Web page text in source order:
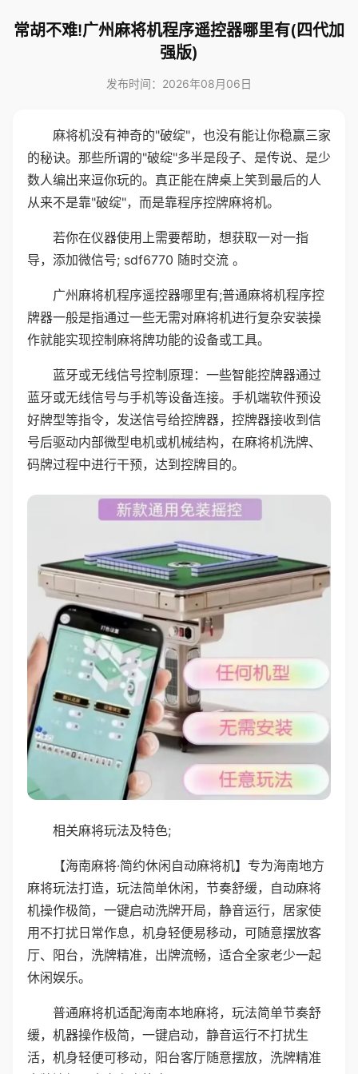
常胡不难!广州麻将机程序遥控器哪里有(四代加
强版)
发布时间：2026年08月06日
麻将机没有神奇的"破绽"，也没有能让你稳赢三家
的秘诀。那些所谓的"破绽"多半是段子、是传说、是少
数人编出来逗你玩的。真正能在牌桌上笑到最后的人
从来不是靠"破绽"，而是靠程序控牌麻将机。
若你在仪器使用上需要帮助，想获取一对一指
导，添加微信号; sdf6770 随时交流 。
广州麻将机程序遥控器哪里有;普通麻将机程序控
牌器一般是指通过一些无需对麻将机进行复杂安装操
作就能实现控制麻将牌功能的设备或工具。
蓝牙或无线信号控制原理：一些智能控牌器通过
蓝牙或无线信号与手机等设备连接。手机端软件预设
好牌型等指令，发送信号给控牌器，控牌器接收到信
号后驱动内部微型电机或机械结构，在麻将机洗牌、
码牌过程中进行干预，达到控牌目的。
相关麻将玩法及特色;
【海南麻将·简约休闲自动麻将机】专为海南地方
麻将玩法打造，玩法简单休闲，节奏舒缓，自动麻将
机操作极简，一键启动洗牌开局，静音运行，居家使
用不打扰日常作息，机身轻便易移动，可随意摆放客
厅、阳台，洗牌精准，出牌流畅，适合全家老少一起
休闲娱乐。
普通麻将机适配海南本地麻将，玩法简单节奏舒
缓，机器操作极简，一键启动，静音运行不打扰生
活，机身轻便可移动，阳台客厅随意摆放，洗牌精准